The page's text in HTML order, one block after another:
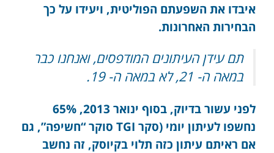
איבדו את השפעתם הפוליטית, ויעידו על כך
הבחירות האחרונות.
תם עידן העיתונים המודפסים, ואנחנו כבר
במאה ה- 21, לא במאה ה- 19.
לפני עשור בדיוק, בסוף ינואר 2013, 65%
נחשפו לעיתון יומי (סקר TGI סוקר “חשיפה”, גם
אם ראיתם עיתון כזה תלוי בקיוסק, זה נחשב